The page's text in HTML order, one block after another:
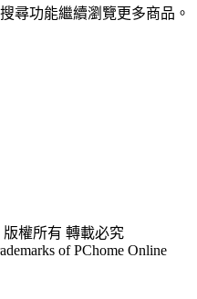
尋功能繼續瀏覽更多商品。
權所有 轉載必究
of PChome Online